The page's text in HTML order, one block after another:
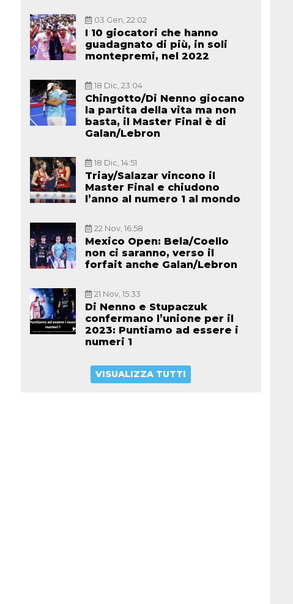
03 Gen, 22:02
I 10 giocatori che hanno
guadagnato di più, in soli
montepremi, nel 2022
18 Dic, 23:04
Chingotto/Di Nenno giocano
la partita della vita ma non
basta, il Master Final è di
Galan/Lebron
18 Dic, 14:51
Triay/Salazar vincono il
Master Final e chiudono
l’anno al numero 1 al mondo
22 Nov, 16:58
Mexico Open: Bela/Coello
non ci saranno, verso il
forfait anche Galan/Lebron
21 Nov, 15:33
Di Nenno e Stupaczuk
confermano l’unione per il
2023: Puntiamo ad essere i
numeri 1
VISUALIZZA TUTTI